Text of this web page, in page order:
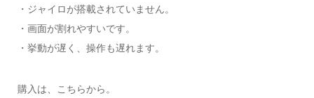
・ジャイロが搭載されていません。
・画面が割れやすいです。
・挙動が遅く、操作も遅れます。
購入は、こちらから。